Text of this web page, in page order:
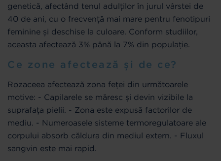
genetică, afectând tenul adulților în jurul vârstei de
40 de ani, cu o frecvență mai mare pentru fenotipuri
feminine și deschise la culoare. Conform studiilor,
aceasta afectează 3% până la 7% din populație.
Ce zone afectează și de ce?
Rozaceea afectează zona feței din următoarele
motive: - Capilarele se măresc și devin vizibile la
suprafața pielii. - Zona este expusă factorilor de
mediu. - Numeroasele sisteme termoregulatoare ale
corpului absorb căldura din mediul extern. - Fluxul
sangvin este mai rapid.